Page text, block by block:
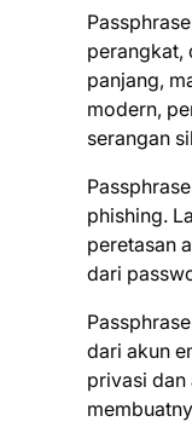
perangkat,
panjang,
modern,
serangan
phishing.
peretasan
dari
dari akun
privasi dan